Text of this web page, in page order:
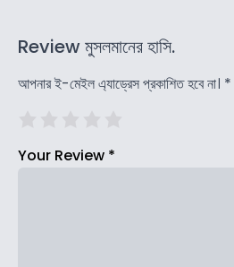
Review মুসলমানের হাসি.
আপনার ই-মেইল এ্যাড্রেস প্রকাশিত হবে না। *
Your Review *